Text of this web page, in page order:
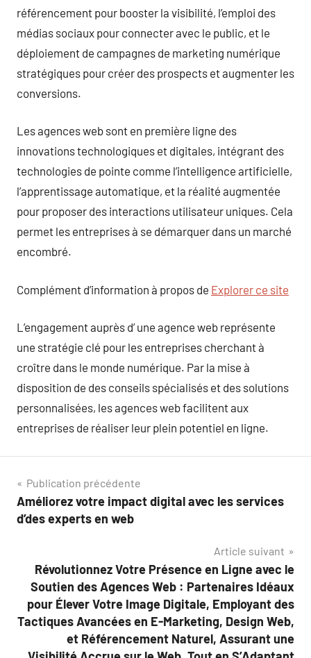
référencement pour booster la visibilité, l’emploi des
médias sociaux pour connecter avec le public, et le
déploiement de campagnes de marketing numérique
stratégiques pour créer des prospects et augmenter les
conversions.
Les agences web sont en première ligne des
innovations technologiques et digitales, intégrant des
technologies de pointe comme l’intelligence artificielle,
l’apprentissage automatique, et la réalité augmentée
pour proposer des interactions utilisateur uniques. Cela
permet les entreprises à se démarquer dans un marché
encombré.
Complément d’information à propos de Explorer ce site
L’engagement auprès d’ une agence web représente
une stratégie clé pour les entreprises cherchant à
croître dans le monde numérique. Par la mise à
disposition de des conseils spécialisés et des solutions
personnalisées, les agences web facilitent aux
entreprises de réaliser leur plein potentiel en ligne.
Navigation
de
Publication précédente
Améliorez votre impact digital avec les services
d’des experts en web
Article suivant
Révolutionnez Votre Présence en Ligne avec le
Soutien des Agences Web : Partenaires Idéaux
pour Élever Votre Image Digitale, Employant des
Tactiques Avancées en E-Marketing, Design Web,
et Référencement Naturel, Assurant une